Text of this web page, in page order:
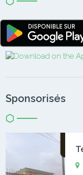
Sponsorisés